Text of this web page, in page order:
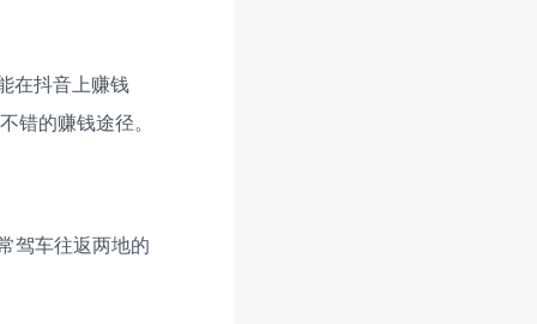
在抖音上赚钱
错的赚钱途径。
驾车往返两地的